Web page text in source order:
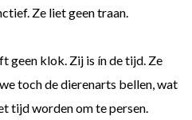
Ze liet geen traan.
geen klok. Zij is ín de tijd. Ze
toch de dierenarts bellen, wat
tijd worden om te persen.